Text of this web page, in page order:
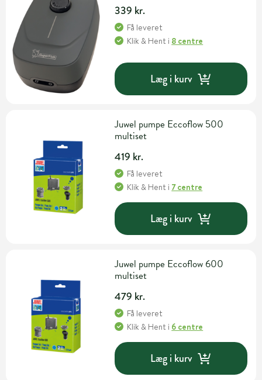
339 kr.
Få leveret
Klik & Hent i 8 centre
Læg i kurv
Juwel pumpe Eccoflow 500
multiset
419 kr.
Få leveret
Klik & Hent i 7 centre
Læg i kurv
Juwel pumpe Eccoflow 600
multiset
479 kr.
Få leveret
Klik & Hent i 6 centre
Læg i kurv